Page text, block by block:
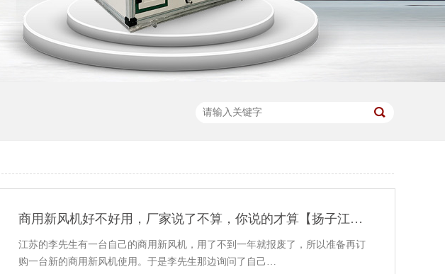
商用新风机好不好用，厂家说了不算，你说的才算【扬子江空调】
江苏的李先生有一台自己的商用新风机，用了不到一年就报废了，所以准备再订
购一台新的商用新风机使用。于是李先生那边询问了自己…